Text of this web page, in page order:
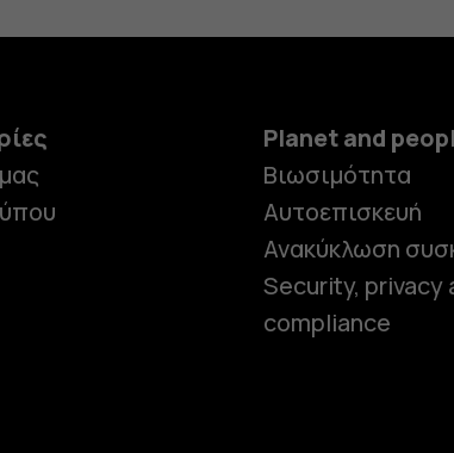
Planet and
Βιωσιμότητα
Αυτοεπισκευή
Ανακύκλωση
Security, privacy
compliance